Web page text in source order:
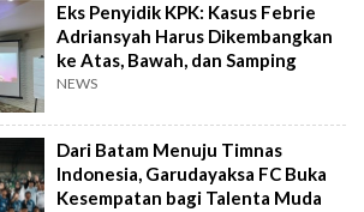
Eks Penyidik KPK: Kasus Febrie
Adriansyah Harus Dikembangkan
ke Atas, Bawah, dan Samping
NEWS
Dari Batam Menuju Timnas
Indonesia, Garudayaksa FC Buka
Kesempatan bagi Talenta Muda